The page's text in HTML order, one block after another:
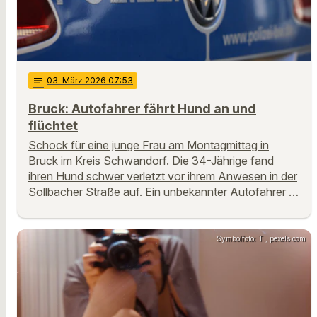
notes 03. März 2026 07:53
Bruck: Autofahrer fährt Hund an und
flüchtet
Schock für eine junge Frau am Montagmittag in
Bruck im Kreis Schwandorf. Die 34-Jährige fand
ihren Hund schwer verletzt vor ihrem Anwesen in der
Sollbacher Straße auf. Ein unbekannter Autofahrer …
Symbolfoto: T., pexels.com